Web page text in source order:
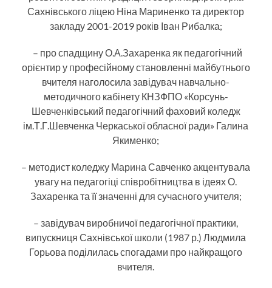
Сахнівського ліцею Ніна Мариненко та директор
закладу 2001-2019 років Іван Рибалка;
– про спадщину О.А.Захаренка як педагогічний
орієнтир у професійному становленні майбутнього
вчителя наголосила завідувач навчально-
методичного кабінету КНЗФПО «Корсунь-
Шевченківський педагогічний фаховий коледж
ім.Т.Г.Шевченка Черкаської обласної ради» Галина
Якименко;
– методист коледжу Марина Савченко акцентувала
увагу на педагогіці співробітництва в ідеях О.
Захаренка та її значенні для сучасного учителя;
– завідувач виробничої педагогічної практики,
випускниця Сахнівської школи (1987 р.) Людмила
Горьова поділилась спогадами про найкращого
вчителя.